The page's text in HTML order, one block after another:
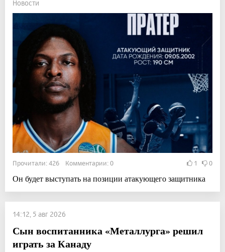
Новости
Прочитали: 426 Комментарии: 0 1 0
Он будет выступать на позиции атакующего защитника
14:12, 5 авг 2026
Сын воспитанника «Металлурга» решил
играть за Канаду